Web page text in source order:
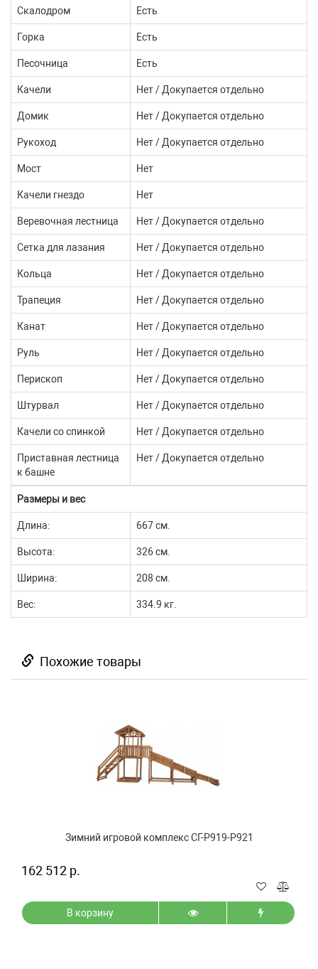
Скалодром Есть
Горка Есть
Песочница Есть
Качели Нет / Докупается отдельно
Домик Нет / Докупается отдельно
Рукоход Нет / Докупается отдельно
Мост Нет
Качели гнездо Нет
Веревочная лестница Нет / Докупается отдельно
Сетка для лазания Нет / Докупается отдельно
Кольца Нет / Докупается отдельно
Трапеция Нет / Докупается отдельно
Канат Нет / Докупается отдельно
Руль Нет / Докупается отдельно
Перископ Нет / Докупается отдельно
Штурвал Нет / Докупается отдельно
Качели со спинкой Нет / Докупается отдельно
Приставная лестница
к башне
Нет / Докупается отдельно
Размеры и вес
Длина: 667 см.
Высота: 326 см.
Ширина: 208 см.
Вес: 334.9 кг.
Похожие товары
Зимний игровой комплекс СГ-Р919-Р921
162 512 р.
В корзину